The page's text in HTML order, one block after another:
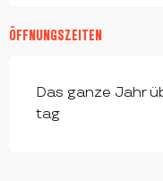
ÖFFNUNGSZEITEN
Das ganze Jahr
tag